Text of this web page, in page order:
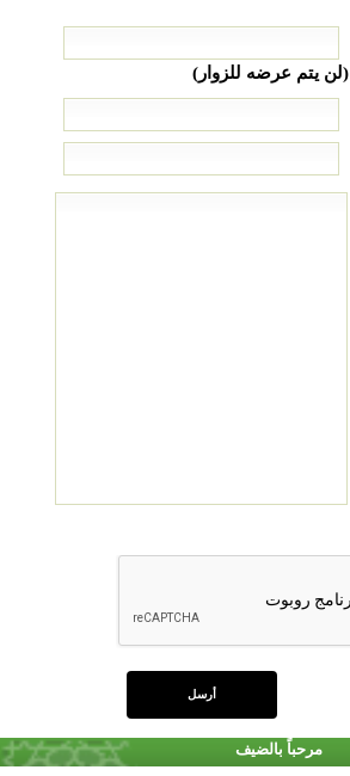
(لن يتم عرضه للزوار)
مرحباً بالضيف